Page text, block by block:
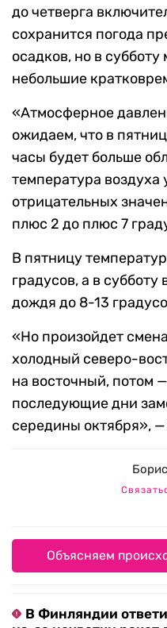
до четверга
сохранится погода
осадков, но в
небольшие
«Атмосферное
ожидаем, что в
часы будет больше
температура воздуха
отрицательных
плюс 2 до плюс 7
В пятницу
градусов, а в
дождя до 8-13
«Но произойдет
холодный северо-
на восточный, потом
последующие дни
середины октября»,
Объясняем
В Финляндии